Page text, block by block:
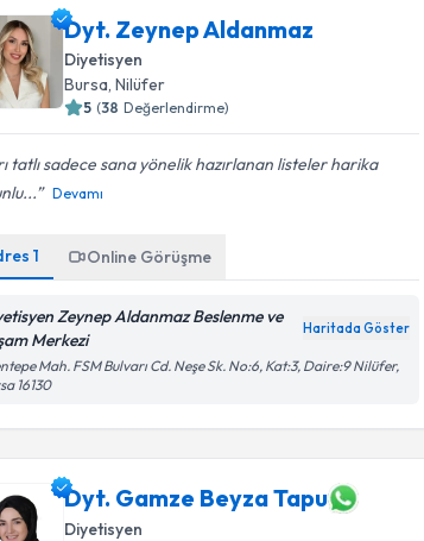
Dyt. Zeynep Aldanmaz
Diyetisyen
Bursa , Nilüfer
5 (38 Değerlendirme)
tatlı sadece sana yönelik hazırlanan listeler harika
Devamı
1 Online Görüşme
Zeynep Aldanmaz Beslenme ve
Merkezi
Haritada Göster
Mah. FSM Bulvarı Cd. Neşe Sk. No:6, Kat:3, Daire:9 Nilüfer,
16130
Dyt. Gamze Beyza Tapu
Diyetisyen